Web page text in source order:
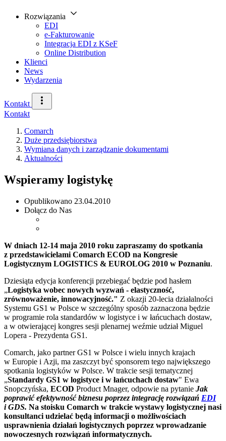
Rozwiązania
EDI
e-Fakturowanie
Integracja EDI z KSeF
Online Distribution
Klienci
News
Wydarzenia
Kontakt
Kontakt
Comarch
Duże przedsiębiorstwa
Wymiana danych i zarządzanie dokumentami
Aktualności
Wspieramy logistykę
Opublikowano 23.04.2010
Dołącz do Nas
W dniach 12-14 maja 2010 roku zapraszamy do spotkania
z przedstawicielami Comarch ECOD na Kongresie
Logistycznym LOGISTICS & EUROLOG 2010 w Poznaniu.
Dziesiąta edycja konferencji przebiegać będzie pod hasłem
„Logistyka wobec nowych wyzwań - elastyczność,
zrównoważenie, innowacyjność." Z okazji 20-lecia działalności
Systemu GS1 w Polsce w szczególny sposób zaznaczona będzie
w programie rola standardów w logistyce i w łańcuchach dostaw,
a w otwierającej kongres sesji plenarnej weźmie udział Miguel
Lopera - Prezydenta GS1.
Comarch, jako partner GS1 w Polsce i wielu innych krajach
w Europie i Azji, ma zaszczyt być sponsorem tego największego
spotkania logistyków w Polsce. W trakcie sesji tematycznej
„Standardy GS1 w logistyce i w łańcuchach dostaw" Ewa
Snopczyńska, ECOD Product Mnager, odpowie na pytanie Jak
poprawić efektywność biznesu poprzez integrację rozwiązań EDI
i GDS. Na stoisku Comarch w trakcie wystawy logistycznej nasi
konsultanci udzielać będą informacji o możliwościach
usprawnienia działań logistycznych poprzez wprowadzanie
nowoczesnych rozwiązań informatycznych.